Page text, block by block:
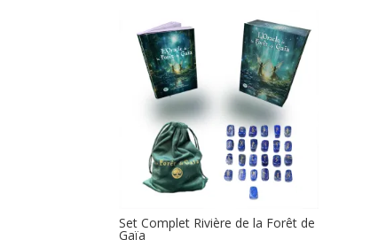
89,60 €.
est :
79,90 €.
Set Complet Rivière de la Forêt de
Gaïa